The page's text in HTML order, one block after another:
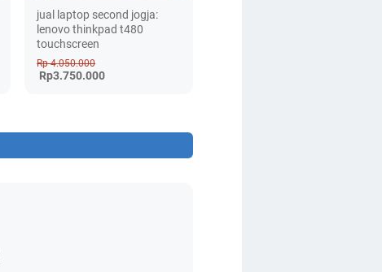
jual laptop second jogja:
lenovo thinkpad t480
touchscreen
Rp 4.050.000
Rp3.750.000